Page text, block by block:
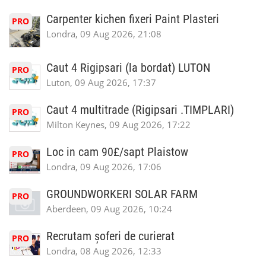
PRO Carpenter kichen fixeri Paint Plasteri
Londra, 09 Aug 2026, 21:08
PRO Caut 4 Rigipsari (la bordat) LUTON
Luton, 09 Aug 2026, 17:37
PRO Caut 4 multitrade (Rigipsari .TIMPLARI)
Milton Keynes, 09 Aug 2026, 17:22
PRO Loc in cam 90£/sapt Plaistow
Londra, 09 Aug 2026, 17:06
PRO GROUNDWORKERI SOLAR FARM
Aberdeen, 09 Aug 2026, 10:24
PRO Recrutam șoferi de curierat
Londra, 08 Aug 2026, 12:33